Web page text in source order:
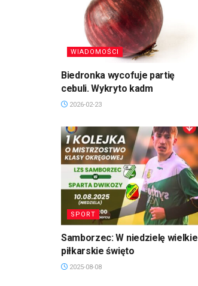
WIADOMOŚCI
Biedronka wycofuje partię
cebuli. Wykryto kadm
2026-02-23
SPORT
Samborzec: W niedzielę wielkie
piłkarskie święto
2025-08-08